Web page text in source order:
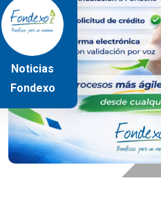
Noticias
Fondexo